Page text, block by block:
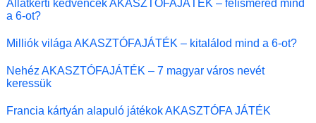
Állatkerti kedvencek AKASZTÓFAJÁTÉK – felismered mind
a 6-ot?
Milliók világa AKASZTÓFAJÁTÉK – kitalálod mind a 6-ot?
Nehéz AKASZTÓFAJÁTÉK – 7 magyar város nevét
keressük
Francia kártyán alapuló játékok AKASZTÓFA JÁTÉK